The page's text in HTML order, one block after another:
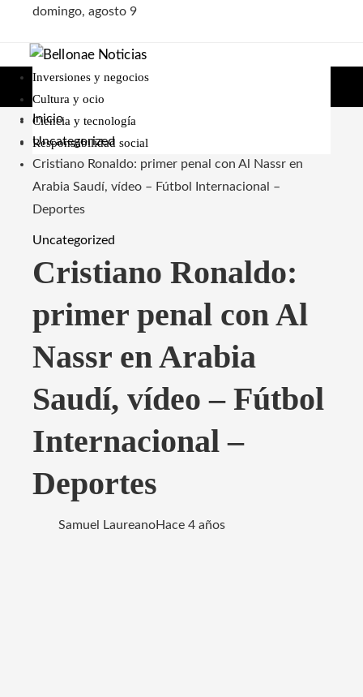
domingo, agosto 9
Inversiones y negocios
Cultura y ocio
Ciencia y tecnología
Responsabilidad social
Inicio
Uncategorized
Cristiano Ronaldo: primer penal con Al Nassr en
Arabia Saudí, vídeo – Fútbol Internacional –
Deportes
Uncategorized
Cristiano Ronaldo:
primer penal con Al
Nassr en Arabia
Saudí, vídeo – Fútbol
Internacional –
Deportes
Samuel LaureanoHace 4 años